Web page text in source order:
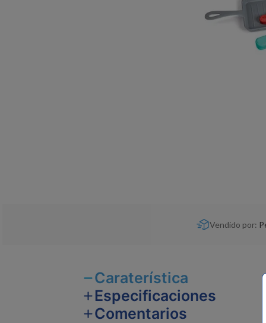
Vendido por:
Caraterística
Especificaciones
Comentarios